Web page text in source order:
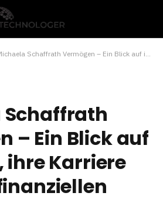
Schaffrath Vermögen – Ein Blick auf ihr Leben, ihre Karriere und ihre finanziellen Erfolge
– Ein Blick auf
ihre Karriere